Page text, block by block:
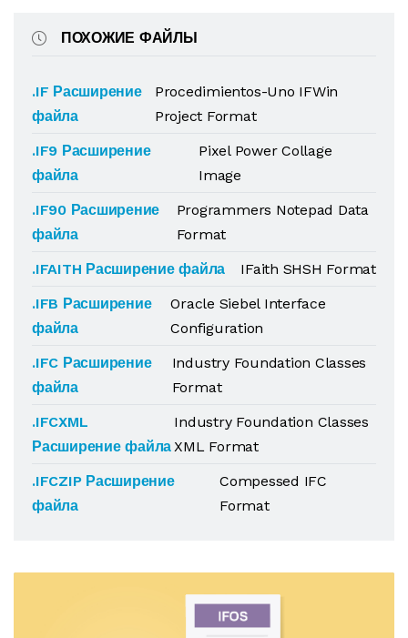
ПОХОЖИЕ ФАЙЛЫ
.IF Расширение
файла
Procedimientos-Uno IFWin
Project Format
.IF9 Расширение
файла
Pixel Power Collage
Image
.IF90 Расширение
файла
Programmers Notepad Data
Format
.IFAITH Расширение файла
IFaith SHSH Format
.IFB Расширение
файла
Oracle Siebel Interface
Configuration
.IFC Расширение
файла
Industry Foundation Classes
Format
.IFCXML
Расширение файла
Industry Foundation Classes
XML Format
.IFCZIP Расширение
файла
Compessed IFC
Format